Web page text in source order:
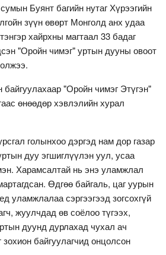
Буянт багийн нутаг Хүрээгийн
зүүн өвөрт Монголд анх удаа
хайрхны магтаал 33 бадаг
"Оройн чимэг" уртын дууны овоот
байгуулахаар "Оройн чимэг Этүгэн"
өнөөдөр хэвлэлийн хурал
голынхоо дэргэд нам дор газар
дуу эгшиглүүлэн уул, усаа
Харамсалтай нь энэ уламжлал
Өдгөө байгаль, цаг уурын
уламжлалаа сэргээгээд зогсохгүй
жуулчдад өв соёлоо түгээх,
дуунд дурлахад чухал ач
байгуулагчид онцолсон